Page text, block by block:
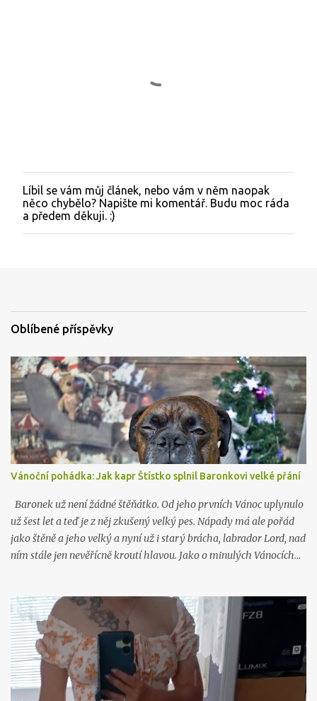
O
k
o
m
a
Líbil se vám můj článek, nebo vám v něm naopak
něco chybělo? Napište mi komentář. Budu moc ráda
a předem děkuji. :)
Oblíbené příspěvky
Vánoční pohádka: Jak kapr Štístko splnil Baronkovi velké přání
Baronek už není žádné štěňátko. Od jeho prvních Vánoc uplynulo
už šest let a teď je z něj zkušený velký pes. Nápady má ale pořád
jako štěně a jeho velký a nyní už i starý brácha, labrador Lord, nad
ním stále jen nevěřícně kroutí hlavou. Jako o minulých Vánocích…